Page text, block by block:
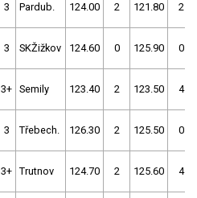
3 Pardub. 124.00 2 121.80 2
3 SKŽižkov 124.60 0 125.90 0
3+ Semily 123.40 2 123.50 4
3 Třebech. 126.30 2 125.50 0
3+ Trutnov 124.70 2 125.60 4